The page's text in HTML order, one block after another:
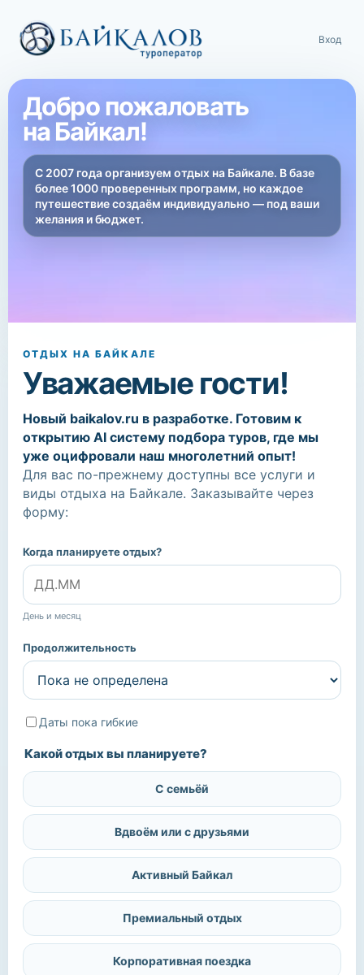
Вход
Добро пожаловать
на Байкал!
С 2007 года организуем отдых на Байкале. В базе
более 1000 проверенных программ, но каждое
путешествие создаём индивидуально — под ваши
желания и бюджет.
ОТДЫХ НА БАЙКАЛЕ
Уважаемые гости!
Новый baikalov.ru в разработке. Готовим к
открытию AI систему подбора туров, где мы
уже оцифровали наш многолетний опыт!
Для вас по-прежнему доступны все услуги и
виды отдыха на Байкале. Заказывайте через
форму:
Когда планируете отдых?
День и месяц
Продолжительность
Даты пока гибкие
Какой отдых вы планируете?
С семьёй
Вдвоём или с друзьями
Активный Байкал
Премиальный отдых
Корпоративная поездка